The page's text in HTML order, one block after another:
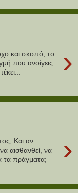
›
και σκοπό, το
που ανοίγεις
›
Και αν
αισθανθεί, να
τα πράγματα;